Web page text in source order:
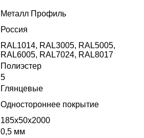
Металл Профиль
Россия
RAL1014, RAL3005, RAL5005,
RAL6005, RAL7024, RAL8017
Полиэстер
5
Глянцевые
Одностороннее покрытие
185х50х2000
0,5 мм